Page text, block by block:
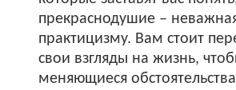
прекраснодушие –
практицизму. Вам стоит
свои взгляды на жизнь,
меняющиеся